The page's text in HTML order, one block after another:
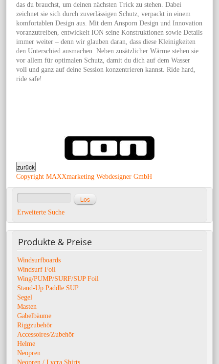
das du brauchst, um deinen nächsten Trick zu stehen. Dabei
zeichnet sie sich durch zuverlässigen Schutz, verpackt in einem
komfortablen Design aus. Mit dem Ansporn Design und Innovation
voranzutreiben, entwickelt ION seine Konstruktionen sowie Details
immer weiter – denn wir glauben daran, dass diese Kleinigkeiten
den Unterschied ausmachen. Neben zusätzlicher Wärme stehen sie
vor allem für optimalen Schutz, damit du dich auf dem Wasser
voll und ganz auf deine Session konzentrieren kannst. Ride hard,
ride safe!
Copyright MAXXmarketing Webdesigner GmbH
Erweiterte Suche
Produkte & Preise
Windsurfboards
Windsurf Foil
Wing/PUMP/SURF/SUP Foil
Stand-Up Paddle SUP
Segel
Masten
Gabelbäume
Riggzubehör
Accessoires/Zubehör
Helme
Neopren
Neopren / Lycra Shirts